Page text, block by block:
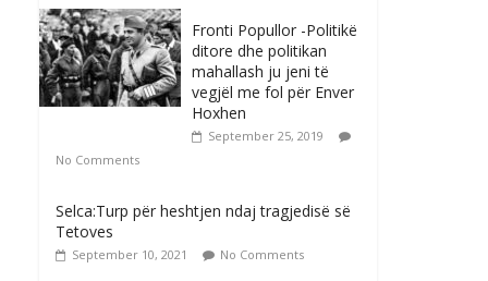
Fronti Popullor -Politikë
ditore dhe politikan
mahallash ju jeni të
vegjël me fol për Enver
Hoxhen
September 25, 2019
No Comments
Selca:Turp për heshtjen ndaj tragjedisë së
Tetoves
September 10, 2021 No Comments